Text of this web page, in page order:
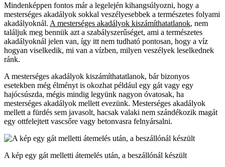
Mindenképpen fontos már a legelején kihangsúlyozni, hogy a
mesterséges akadályok sokkal veszélyesebbek a természetes folyami
akadályoknál. A mesterséges akadályok kiszámíthatatlanok, nem
találjuk meg bennük azt a szabályszerűséget, ami a természetes
akadályoknál jelen van, így itt nem tudható pontosan, hogy a víz
hogyan viselkedik, mi van a vízben, milyen veszélyek leselkednek
ránk.
A mesterséges akadályok kiszámíthatatlanok, bár bizonyos
esetekben még élményt is okozhat például egy gát vagy egy
hajócsúszda, mégis mindig legyünk nagyon óvatosak, ha
mesterséges akadályok mellett evezünk. Mesterséges akadályok
mellett a fürdés sem javasolt, hacsak valaki nem szándékozik magát
egy ottfelejtett vascsőre vagy betonvasra felnyársalni.
A kép egy gát melletti átemelés után, a beszállónál készült